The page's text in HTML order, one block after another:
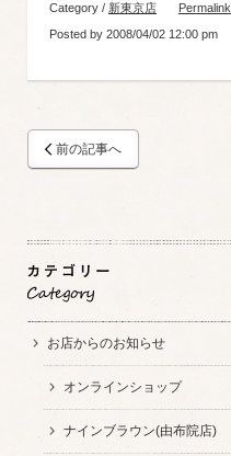
Category / 新東京店
Permalink
Posted by 2008/04/02 12:00 pm
前の記事へ
お店からのお知らせ
オンラインショップ
ナインブラウン(由布院店)